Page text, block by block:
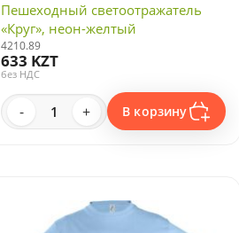
Пешеходный светоотражатель
«Круг», неон-желтый
4210.89
633 KZT
без НДС
- + В корзину